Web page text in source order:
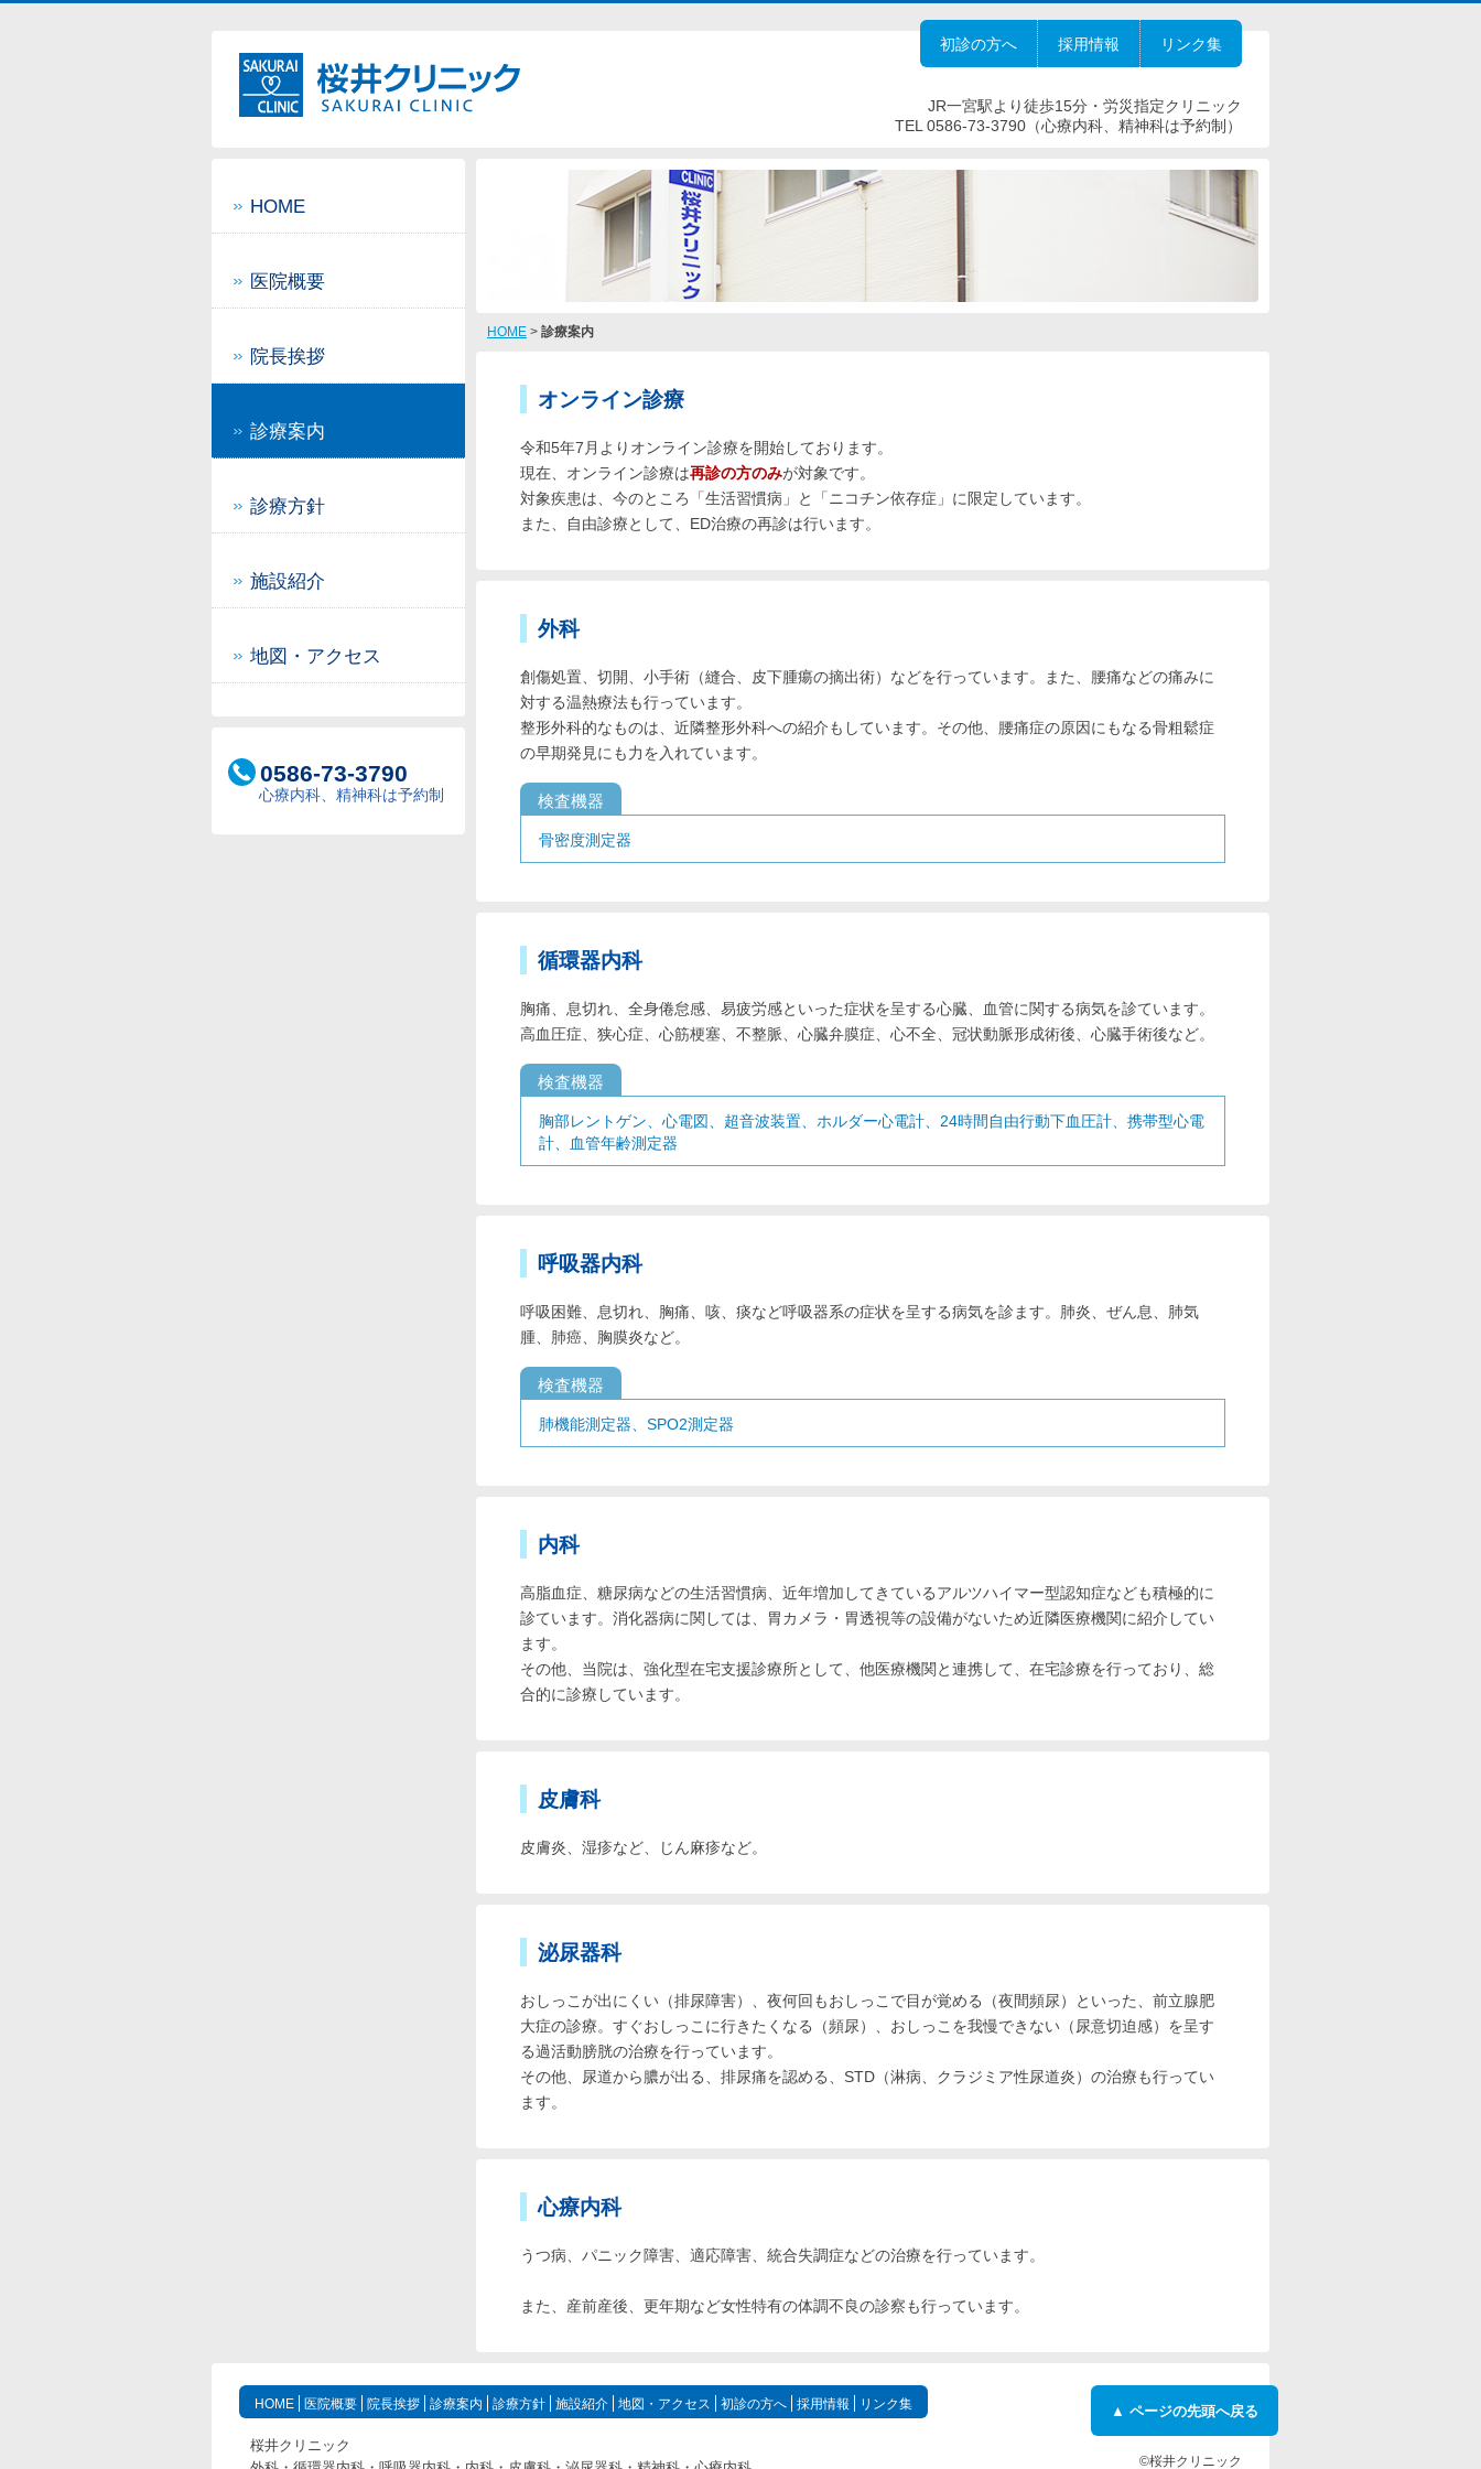
初診の方へ 採用情報 リンク集
JR一宮駅より徒歩15分・労災指定クリニック
TEL 0586-73-3790 （心療内科、精神科は予約制）
HOME > 診療案内
オンライン診療
令和5年7月よりオンライン診療を開始しております。
現在、オンライン診療は再診の方のみが対象です。
対象疾患は、今のところ「生活習慣病」と「ニコチン依存症」に限定しています。
また、自由診療として、ED治療の再診は行います。
外科
創傷処置、切開、小手術（縫合、皮下腫瘍の摘出術）などを行っています。また、腰痛などの痛みに
対する温熱療法も行っています。
整形外科的なものは、近隣整形外科への紹介もしています。その他、腰痛症の原因にもなる骨粗鬆症
の早期発見にも力を入れています。
検査機器
骨密度測定器
循環器内科
胸痛、息切れ、全身倦怠感、易疲労感といった症状を呈する心臓、血管に関する病気を診ています。
高血圧症、狭心症、心筋梗塞、不整脈、心臓弁膜症、心不全、冠状動脈形成術後、心臓手術後など。
検査機器
胸部レントゲン、心電図、超音波装置、ホルダー心電計、24時間自由行動下血圧計、携帯型心電
計、血管年齢測定器
呼吸器内科
呼吸困難、息切れ、胸痛、咳、痰など呼吸器系の症状を呈する病気を診ます。肺炎、ぜん息、肺気
腫、肺癌、胸膜炎など。
検査機器
肺機能測定器、SPO2測定器
内科
高脂血症、糖尿病などの生活習慣病、近年増加してきているアルツハイマー型認知症なども積極的に
診ています。消化器病に関しては、胃カメラ・胃透視等の設備がないため近隣医療機関に紹介してい
ます。
その他、当院は、強化型在宅支援診療所として、他医療機関と連携して、在宅診療を行っており、総
合的に診療しています。
皮膚科
皮膚炎、湿疹など、じん麻疹など。
泌尿器科
おしっこが出にくい（排尿障害）、夜何回もおしっこで目が覚める（夜間頻尿）といった、前立腺肥
大症の診療。すぐおしっこに行きたくなる（頻尿）、おしっこを我慢できない（尿意切迫感）を呈す
る過活動膀胱の治療を行っています。
その他、尿道から膿が出る、排尿痛を認める、STD（淋病、クラジミア性尿道炎）の治療も行ってい
ます。
心療内科
うつ病、パニック障害、適応障害、統合失調症などの治療を行っています。
また、産前産後、更年期など女性特有の体調不良の診察も行っています。
HOME
医院概要
院長挨拶
診療案内
診療方針
施設紹介
地図・アクセス
0586-73-3790
心療内科、精神科は予約制
▲ ページの先頭へ戻る
HOME 医院概要 院長挨拶 診療案内 診療方針 施設紹介 地図・アクセス 初診の方へ 採用情報 リンク集
桜井クリニック
©桜井クリニック